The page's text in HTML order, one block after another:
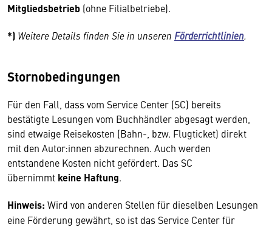
Mitgliedsbetrieb (ohne Filialbetriebe).
*) Weitere Details finden Sie in unseren Förderrichtlinien.
Stornobedingungen
Für den Fall, dass vom Service Center (SC) bereits
bestätigte Lesungen vom Buchhändler abgesagt werden,
sind etwaige Reisekosten (Bahn-, bzw. Flugticket) direkt
mit den Autor:innen abzurechnen. Auch werden
entstandene Kosten nicht gefördert. Das SC
übernimmt keine Haftung.
Hinweis: Wird von anderen Stellen für dieselben Lesungen
eine Förderung gewährt, so ist das Service Center für